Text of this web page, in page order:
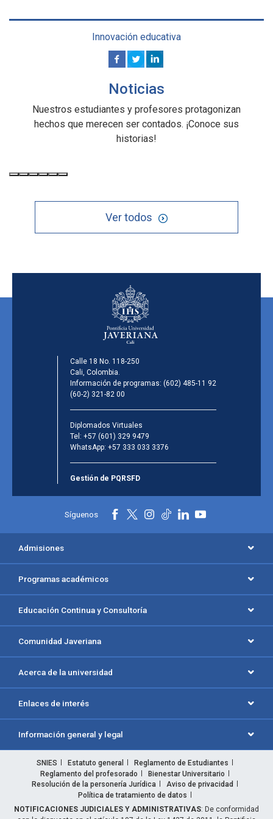
Innovación educativa
Noticias
Nuestros estudiantes y profesores protagonizan
hechos que merecen ser contados. ¡Conoce sus
historias!
Ver todos
Calle 18 No. 118-250
Cali, Colombia.
Información de programas: (602) 485-11 92
(60-2) 321-82 00
Diplomados Virtuales
Tel: +57 (601) 329 9479
WhatsApp: +57 333 033 3376
Gestión de PQRSFD
Síguenos
Admisiones
Programas académicos
Educación Continua y Consultoría
Comunidad Javeriana
Acerca de la universidad
Enlaces de interés
Información general y legal
SNIES Estatuto general
Reglamento de Estudiantes
Reglamento del profesorado
Bienestar Universitario
Resolución de la personería Jurídica
Aviso de privacidad
Política de tratamiento de datos
NOTIFICACIONES JUDICIALES Y ADMINISTRATIVAS: De conformidad